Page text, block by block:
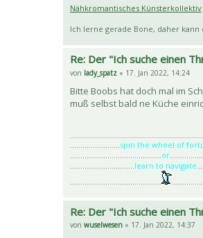
Nähkromantisches Künsterkollektiv
Ich lerne gerade Bone, daher
Re: Der "Ich suche einen
von lady_spatz » 17. Jan 2022, 14:24
Bitte Boobs hat doch mal im
muß selbst bald ne Küche
spin the wheel of
or
learn to navigate
Re: Der "Ich suche einen
von wuselwesen » 17. Jan 2022, 14:37